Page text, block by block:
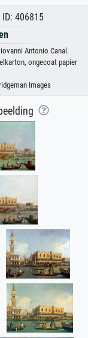
406815
Antonio Canal.
ongecoat papier
Images